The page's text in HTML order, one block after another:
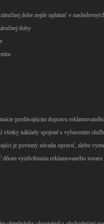
dobe nejde uplatniť v
doby
predávajúcim dopravu
všetky náklady spojené s vybavením
je povinný závadu opraviť, alebo
dňom vyzdvihnutia reklamovaného